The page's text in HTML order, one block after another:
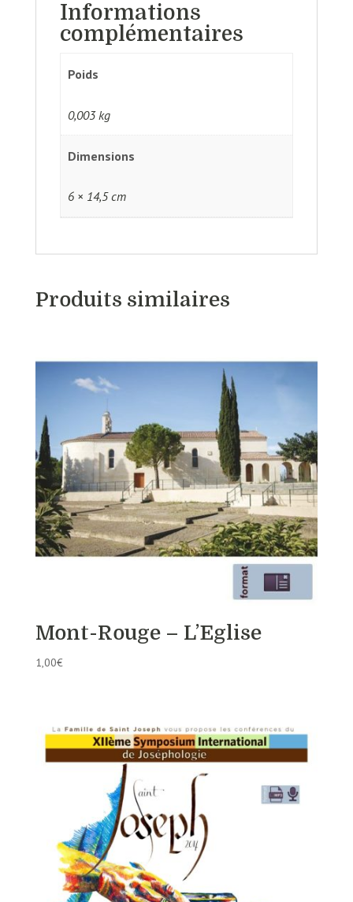
Informations
complémentaires
Poids
0,003 kg
Dimensions
6 × 14,5 cm
Produits similaires
Mont-Rouge – L’Eglise
1,00€